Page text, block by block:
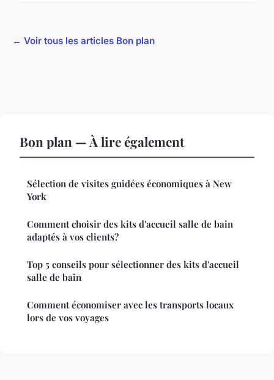
← Voir tous les articles Bon plan
Bon plan — À lire également
Sélection de visites guidées économiques à New
York
Comment choisir des kits d'accueil salle de bain
adaptés à vos clients?
Top 5 conseils pour sélectionner des kits d'accueil
salle de bain
Comment économiser avec les transports locaux
lors de vos voyages